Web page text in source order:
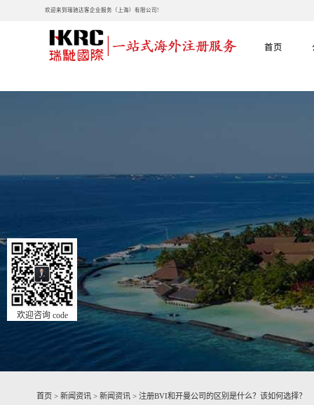
欢迎来到瑞驰达客企业服务（上海）有限公司!
首页
首页 > 新闻资讯 > 新闻资讯 > 注册BVI和开曼公司的区别是什么？该如何选择？
欢迎咨询 code